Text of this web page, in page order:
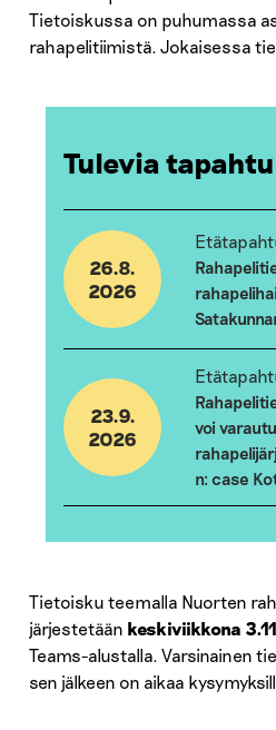
Tietoiskussa on puhumassa
rahapelitiimistä. Jokaisessa
Tulevia
26.8.
2026
23.9.
2026
voi
n: case
Tietoisku teemalla Nuorten
järjestetään keskiviikkona
Teams-alustalla. Varsinainen
sen jälkeen on aikaa